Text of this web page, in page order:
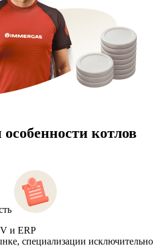
котлов
и ERP
специализации исключительно